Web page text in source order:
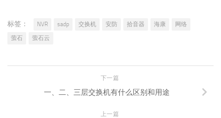
标签： NVR sadp 交换机 安防 拾音器 海康
网络
萤石
萤石云
下一篇
一、二、三层交换机有什么区别和用途
上一篇